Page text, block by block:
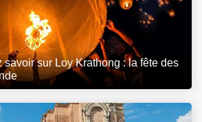
savoir sur Loy Krathong : la fête des